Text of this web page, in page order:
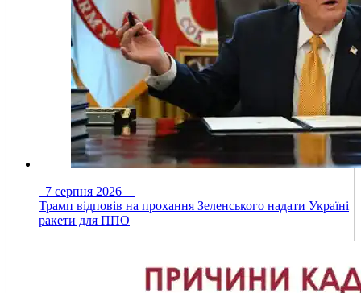
7 серпня 2026
Трамп відповів на прохання Зеленського надати Україні
ракети для ППО